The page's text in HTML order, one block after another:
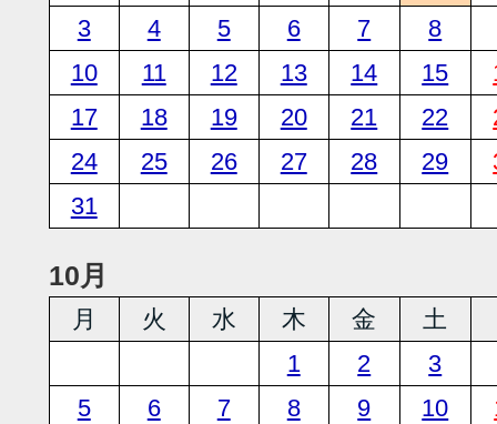
3
4 5 6 7
8
10
11 12 13 14 15
17
18 19 20 21 22
24
25 26 27 28 29
31
10月
月 火 水 木 金 土
1
2
3
5
6 7 8 9 10